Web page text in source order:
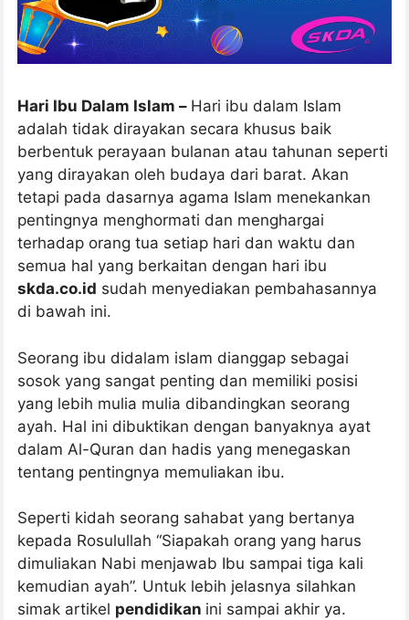
Hari Ibu Dalam Islam – Hari ibu dalam Islam
adalah tidak dirayakan secara khusus baik
berbentuk perayaan bulanan atau tahunan seperti
yang dirayakan oleh budaya dari barat. Akan
tetapi pada dasarnya agama Islam menekankan
pentingnya menghormati dan menghargai
terhadap orang tua setiap hari dan waktu dan
semua hal yang berkaitan dengan hari ibu
skda.co.id sudah menyediakan pembahasannya
di bawah ini.
Seorang ibu didalam islam dianggap sebagai
sosok yang sangat penting dan memiliki posisi
yang lebih mulia mulia dibandingkan seorang
ayah. Hal ini dibuktikan dengan banyaknya ayat
dalam Al-Quran dan hadis yang menegaskan
tentang pentingnya memuliakan ibu.
Seperti kidah seorang sahabat yang bertanya
kepada Rosulullah “Siapakah orang yang harus
dimuliakan Nabi menjawab Ibu sampai tiga kali
kemudian ayah”. Untuk lebih jelasnya silahkan
simak artikel pendidikan ini sampai akhir ya.